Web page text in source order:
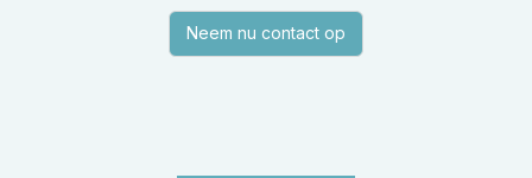
Neem nu contact op